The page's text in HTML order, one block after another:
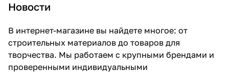
Новости
В интернет-магазине вы найдете многое: от
строительных материалов до товаров для
творчества. Мы работаем с крупными брендами и
проверенными индивидуальными